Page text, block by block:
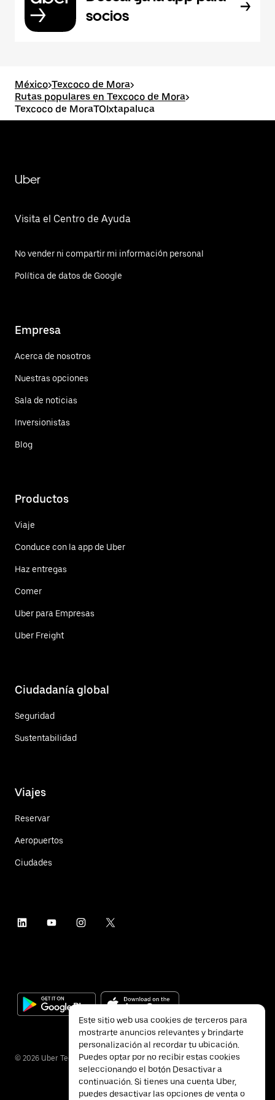
socios
México>Texcoco de Mora>
Rutas populares en Texcoco de Mora>
Texcoco de MoraTOIxtapaluca
Uber
Visita el Centro de Ayuda
No vender ni compartir mi información personal
Política de datos de Google
Empresa
Acerca de nosotros
Nuestras opciones
Sala de noticias
Inversionistas
Blog
Productos
Viaje
Conduce con la app de Uber
Haz entregas
Comer
Uber para Empresas
Uber Freight
Ciudadanía global
Seguridad
Sustentabilidad
Viajes
Reservar
Aeropuertos
Ciudades
© 2026 Uber Technologies Inc.
Este sitio web usa cookies de terceros para
mostrarte anuncios relevantes y brindarte
personalización al recordar tu ubicación.
Puedes optar por no recibir estas cookies
seleccionando el botón Desactivar a
continuación. Si tienes una cuenta Uber,
puedes desactivar las opciones de venta o